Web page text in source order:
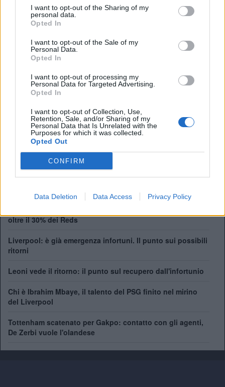
I want to opt-out of the Sharing of my
personal data.
Opted In
I want to opt-out of the Sale of my
Personal Data.
Opted In
I want to opt-out of processing my
Personal Data for Targeted Advertising.
Opted In
I want to opt-out of Collection, Use,
Retention, Sale, and/or Sharing of my
Personal Data that Is Unrelated with the
Purposes for which it was collected.
Opted Out
CONFIRM
Data Deletion Data Access Privacy Policy
Stadio:Anfield (45.276)
Città:Liverpool
Manager:Arne Slot
ALBO D'ORO
Premier League:
FA Cup:8
League Cup:10
FA Community Shield:
Champions League:6
Supercoppa Europea:4
oltre il 30% dei Reds
Liverpool: è già emergenza infortuni. Il punto sui possibili
ritorni
Leoni vede il ritorno: il punto sul recupero dall'infortunio
Chi è Ibrahim Mbaye, il talento del PSG finito nel mirino
del Liverpool
Tottenham scatenato per Gakpo: contatto con gli agenti,
De Zerbi vuole l'olandese